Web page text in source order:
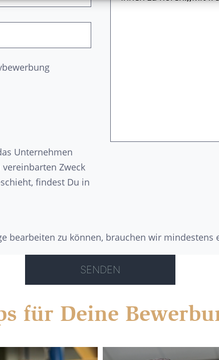
Unternehmen
Zweck
findest Du in
bearbeiten zu können, brauchen wir mindestens
für Deine